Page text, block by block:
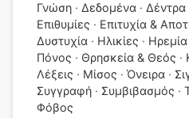
Γνώση
Δεδομένα Δέντρα
Επιθυμίες
Επιτυχία &
Δυστυχία
Ηλικίες
Πόνος
Θρησκεία & Θεός
Λέξεις
Μίσος Όνειρα
Συγγραφή
Συμβιβασμός
Φόβος